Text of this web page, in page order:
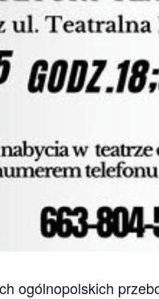
ogólnopolskich